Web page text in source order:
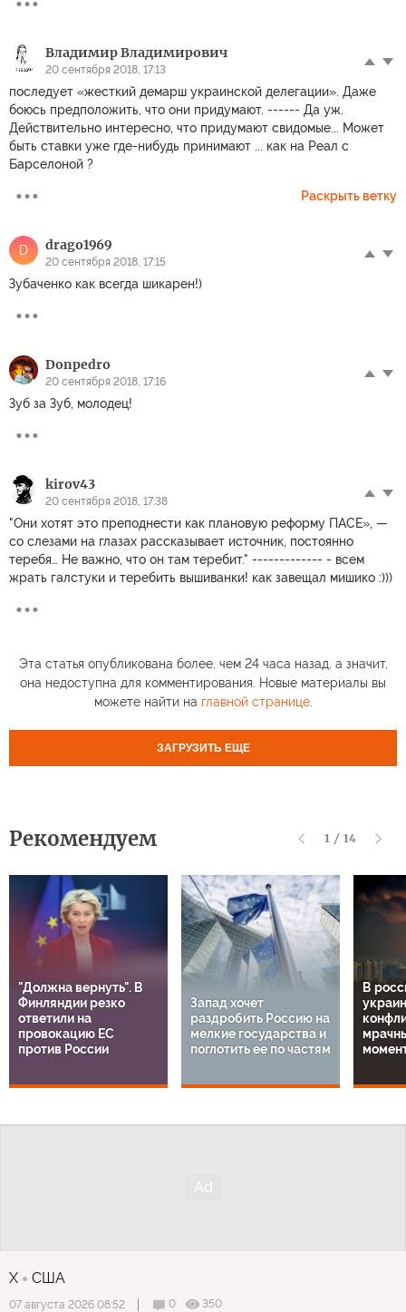
Владимир Владимирович
20 сентября 2018, 17:13
последует «жесткий демарш украинской делегации». Даже
боюсь предположить, что они придумают. ------ Да уж.
Действительно интересно, что придумают свидомые... Может
быть ставки уже где-нибудь принимают ... как на Реал с
Барселоной ?
Раскрыть ветку
D drago1969
20 сентября 2018, 17:15
Зубаченко как всегда шикарен!)
Donpedro
20 сентября 2018, 17:16
Зуб за Зуб, молодец!
kirov43
20 сентября 2018, 17:38
"Они хотят это преподнести как плановую реформу ПАСЕ», —
со слезами на глазах рассказывает источник, постоянно
теребя… Не важно, что он там теребит." ------------- - всем
жрать галстуки и теребить вышиванки! как завещал мишико :)))
Эта статья опубликована более, чем 24 часа назад, а значит,
она недоступна для комментирования. Новые материалы вы
можете найти на главной странице.
ЗАГРУЗИТЬ ЕЩЕ
Рекомендуем 1 / 14
"Должна вернуть". В
Финляндии резко
ответили на
провокацию ЕС
против России
Запад хочет
раздробить Россию на
мелкие государства и
поглотить ее по частям
В
X США
07 августа 2026 08:52 0
350